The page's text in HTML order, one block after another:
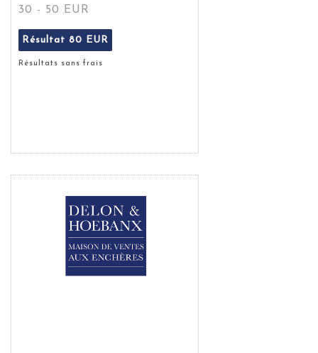
30 - 50 EUR
Résultat 80 EUR
Résultats sans frais